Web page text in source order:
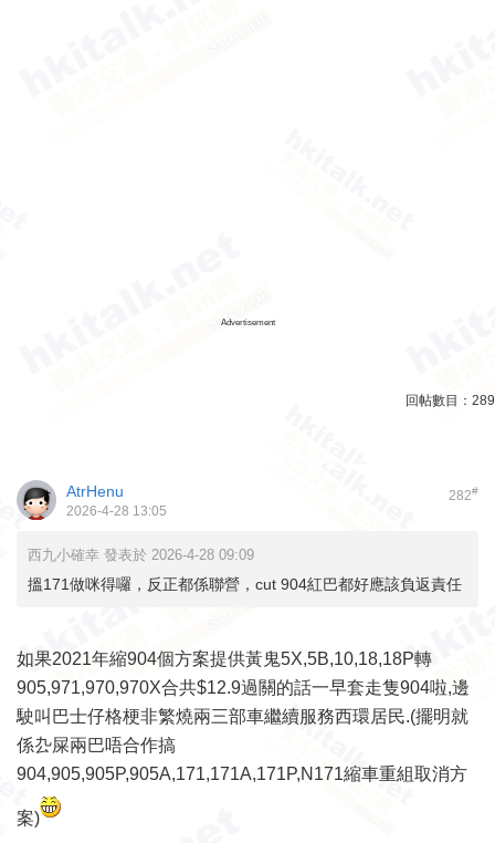
Advertisement
回帖數目： 289
282#
AtrHenu
2026-4-28 13:05
西九小確幸 發表於 2026-4-28 09:09
搵171做咪得囉，反正都係聯營，cut 904紅巴都好應該負返責任
如果2021年縮904個方案提供黃鬼5X,5B,10,18,18P轉
905,971,970,970X合共$12.9過關的話一早套走隻904啦,邊
駛叫巴士仔格梗非繁燒兩三部車繼續服務西環居民.(擺明就
係厹屎兩巴唔合作搞
904,905,905P,905A,171,171A,171P,N171縮車重組取消方
案)